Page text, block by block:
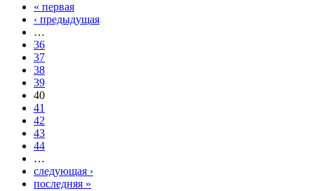
« первая
‹ предыдущая
…
36
37
38
39
40
41
42
43
44
…
следующая ›
последняя »